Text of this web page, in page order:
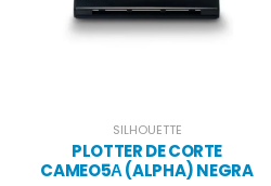
SILHOUETTE
PLOTTER DE CORTE
CAMEO5Α (ALPHA) NEGRA